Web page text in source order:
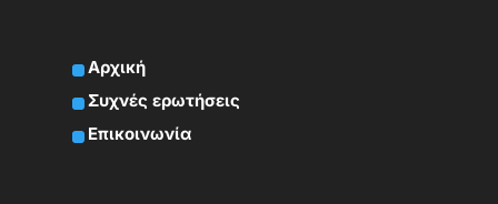
Αρχική
Συχνές ερωτήσεις
Επικοινωνία